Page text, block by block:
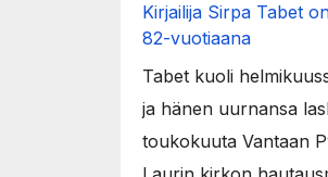
Kirjailija Sirpa Tabet
82-vuotiaana
Tabet kuoli
ja hänen uurnansa
toukokuuta Vantaan